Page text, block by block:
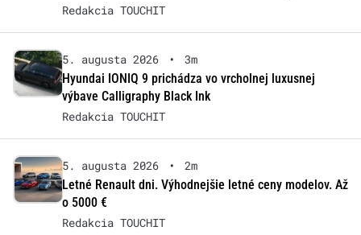
Redakcia TOUCHIT
5. augusta 2026 •
3m
Hyundai IONIQ 9 prichádza vo vrcholnej luxusnej
výbave Calligraphy Black Ink
Redakcia TOUCHIT
5. augusta 2026 •
2m
Letné Renault dni. Výhodnejšie letné ceny modelov. Až
o 5000 €
Redakcia TOUCHIT